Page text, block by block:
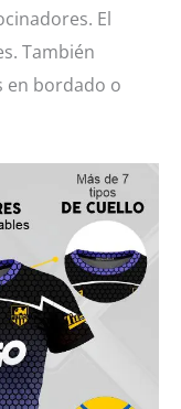
El
También
en bordado o